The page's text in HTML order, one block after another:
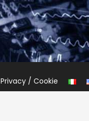
Privacy / Cookie